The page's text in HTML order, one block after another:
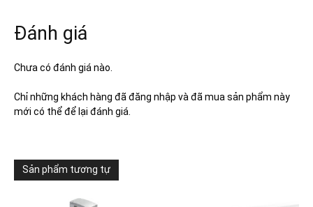
Đánh giá
Chưa có đánh giá nào.
Chỉ những khách hàng đã đăng nhập và đã mua sản phẩm này
mới có thể để lại đánh giá.
Sản phẩm tương tự